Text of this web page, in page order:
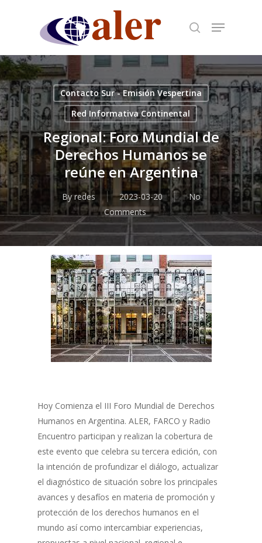
content
Contacto Sur - Emisión Vespertina
Red Informativa Continental
Regional: Foro Mundial de
Derechos Humanos se
reúne en Argentina
By redes 2023-03-20
No
Comments
Hoy Comienza el III Foro Mundial de Derechos
Humanos en Argentina. ALER, FARCO y Radio
Encuentro participan y realizan la cobertura de
este evento que celebra su tercera edición, con
la intención de profundizar el diálogo, actualizar
el diagnóstico de situación sobre los principales
avances y desafíos en materia de promoción y
protección de los derechos humanos en el
mundo así como intercambiar experiencias,